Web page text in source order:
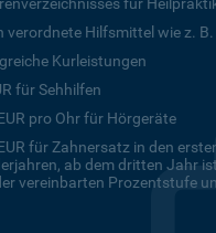
verordnete Hilfsmittel wie z.
Kurleistungen
für Sehhilfen
pro Ohr für Hörgeräte
für Zahnersatz in den
ab dem dritten Jahr
vereinbarten Prozentstufe